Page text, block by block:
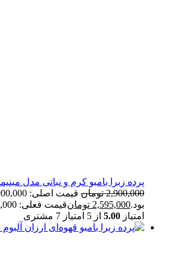
پرده زبرا بامبو کرم و نباتی مدل مینیمال
2,900,000 تومان
بود.2,595,000 تومانقیمت فعلی: 2,595,000 تومان.
امتیاز5.00از 5 امتیاز 7 مشتری